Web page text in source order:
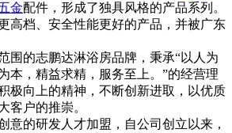
金配件，形成了独具风格的产品系列。
高档、安全性能更好的产品，并被广东
围的志鹏达淋浴房品牌，秉承“以人为
本，精益求精，服务至上。”的经营理
极向上的精神，不断创新进取，以优质
客户的推崇。
意的研发人才加盟，自公司创立以来，